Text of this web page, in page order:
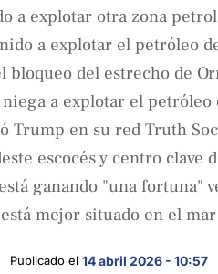
a explotar otra zona
a explotar el petróleo
bloqueo del estrecho de
a explotar el
Trump en su red Truth
escocés y centro
ganando "una
mejor situado en el
Publicado el 14 abril 2026 - 10:57